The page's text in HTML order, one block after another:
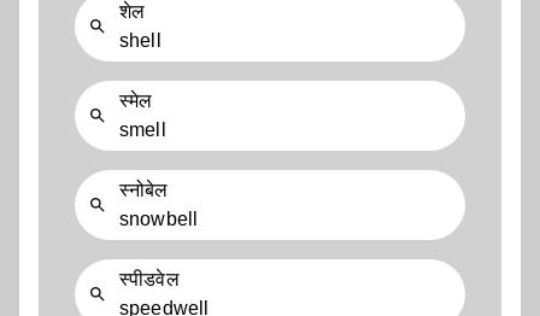
शेल
shell
स्मेल
smell
स्नोबेल
snowbell
स्पीडवेल
speedwell